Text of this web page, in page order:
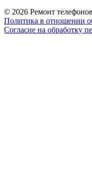
© 2026 Ремонт
Политика в отношении
Согласие на обработку